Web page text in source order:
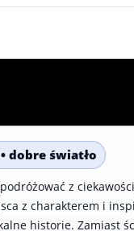
dobre światło
z
z charakterem i
historie. Zamiast